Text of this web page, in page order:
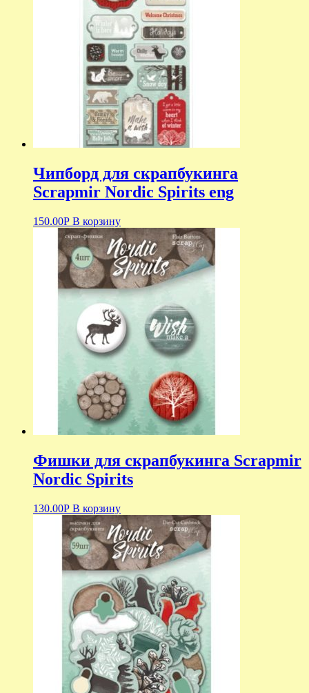
Чипборд для скрапбукинга
Scrapmir Nordic Spirits eng
150.00Р В корзину
Фишки для скрапбукинга Scrapmir
Nordic Spirits
130.00Р В корзину